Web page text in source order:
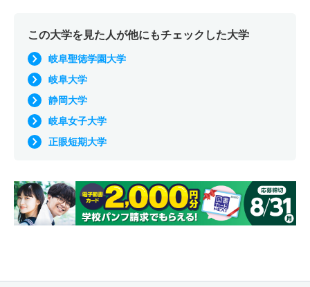
この大学を見た人が他にもチェックした大学
岐阜聖徳学園大学
岐阜大学
静岡大学
岐阜女子大学
正眼短期大学